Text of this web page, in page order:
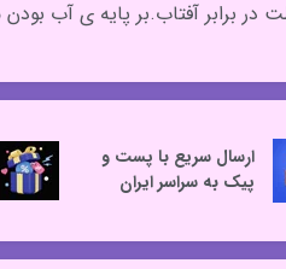
ارسال سریع با پست و
پیک به سراسر ایران